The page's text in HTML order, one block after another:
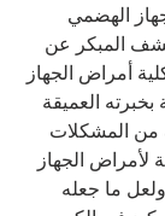
الهضمي
المبكر عن
أمراض الجهاز
بخبرته العميقة
من المشكلات
لأمراض الجهاز
ما جعله